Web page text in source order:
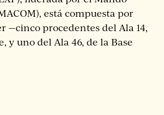
está compuesta por
—cinco procedentes del Ala 14,
y uno del Ala 46, de la Base